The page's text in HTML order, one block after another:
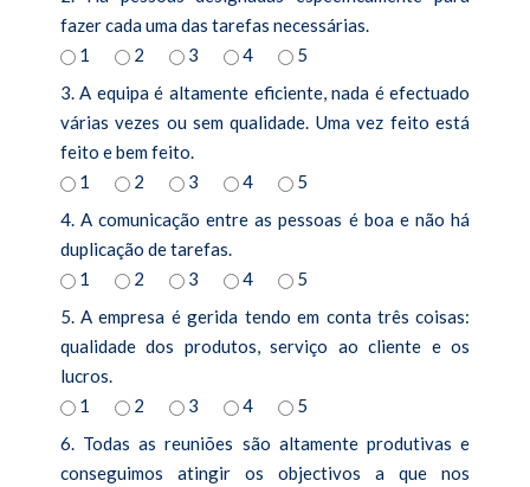
fazer cada uma das tarefas necessárias.
1
2 3 4
5
3. A equipa é altamente eficiente, nada é efectuado
várias vezes ou sem qualidade. Uma vez feito está
feito e bem feito.
1
2 3 4
5
4. A comunicação entre as pessoas é boa e não há
duplicação de tarefas.
1
2 3 4
5
5. A empresa é gerida tendo em conta três coisas:
qualidade dos produtos, serviço ao cliente e os
lucros.
1
2 3 4
5
6. Todas as reuniões são altamente produtivas e
conseguimos atingir os objectivos a que nos